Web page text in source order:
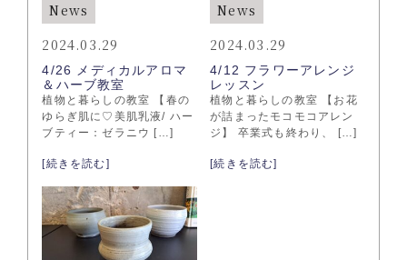
News
2024.03.29
4/26 メディカルアロマ
＆ハーブ教室
植物と暮らしの教室 【春の
ゆらぎ肌に♡美肌乳液/ ハー
ブティー：ゼラニウ […]
[続きを読む]
News
2024.03.29
4/12 フラワーアレンジ
レッスン
植物と暮らしの教室 【お花
が詰まったモコモコアレン
ジ】 卒業式も終わり、 […]
[続きを読む]